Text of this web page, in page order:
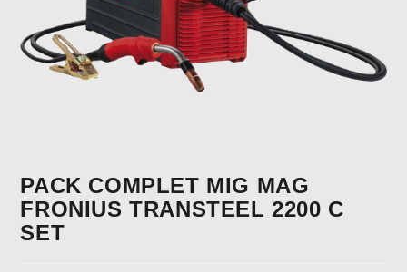
PACK COMPLET MIG MAG
FRONIUS TRANSTEEL 2200 C
SET